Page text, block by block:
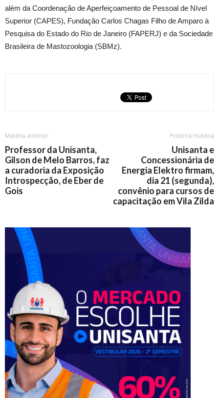
além da Coordenação de Aperfeiçoamento de Pessoal de Nível
Superior (CAPES), Fundação Carlos Chagas Filho de Amparo à
Pesquisa do Estado do Rio de Janeiro (FAPERJ) e da Sociedade
Brasileira de Mastozoologia (SBMz).
Matéria anterior
Professor da Unisanta,
Gilson de Melo Barros, faz
a curadoria da Exposição
Introspecção, de Eber de
Gois
Próxima matéria
Unisanta e
Concessionária de
Energia Elektro firmam,
dia 21 (segunda),
convênio para cursos de
capacitação em Vila Zilda